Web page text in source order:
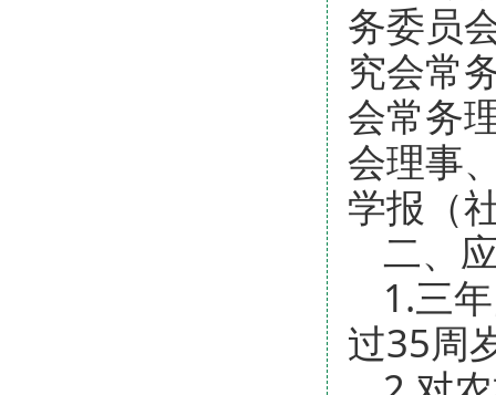
务委员
究会常
会常务
会理事
学报（
二、
1.三
过35周